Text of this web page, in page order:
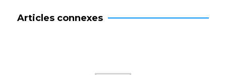
Articles connexes